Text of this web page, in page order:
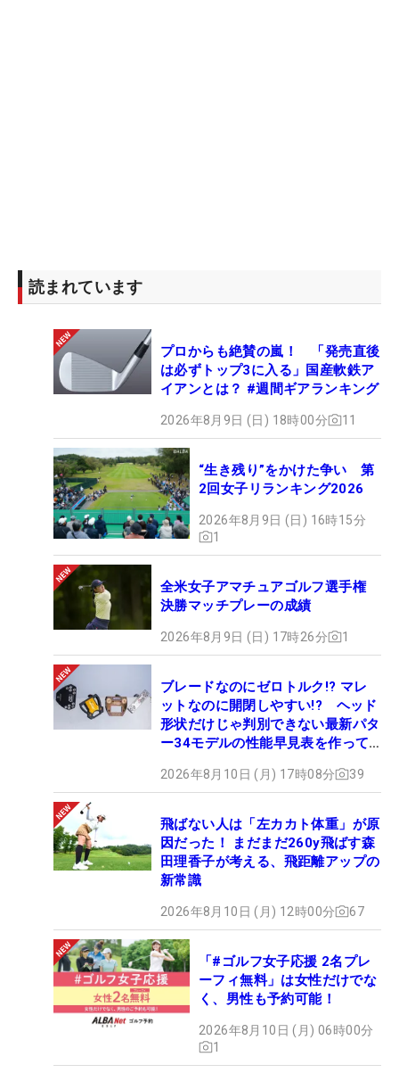
読まれています
プロからも絶賛の嵐！ 「発売直後
は必ずトップ3に入る」国産軟鉄ア
イアンとは？ #週間ギアランキング
2026年8月9日 (日) 18時00分 11
“生き残り”をかけた争い 第
2回女子リランキング2026
2026年8月9日 (日) 16時15分
1
全米女子アマチュアゴルフ選手権
決勝マッチプレーの成績
2026年8月9日 (日) 17時26分 1
ブレードなのにゼロトルク!? マレ
ットなのに開閉しやすい!? ヘッド
形状だけじゃ判別できない最新パタ
ー34モデルの性能早見表を作って
2026年8月10日 (月) 17時08分 39
飛ばない人は「左カカト体重」が原
因だった！ まだまだ260y飛ばす森
田理香子が考える、飛距離アップの
新常識
2026年8月10日 (月) 12時00分 67
「#ゴルフ女子応援 2名プレ
ーフィ無料」は女性だけでな
く、男性も予約可能！
2026年8月10日 (月) 06時00分
1